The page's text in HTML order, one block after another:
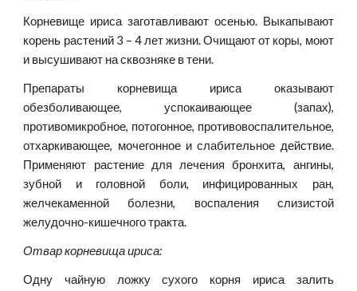
Корневище ириса заготавливают осенью. Выкапывают
корень растений 3 – 4 лет жизни. Очищают от коры, моют
и высушивают на сквозняке в тени.
Препараты корневища ириса оказывают
обезболивающее, успокаивающее (запах),
противомикробное, потогонное, противовоспалительное,
отхаркивающее, мочегонное и слабительное действие.
Применяют растение для лечения бронхита, ангины,
зубной и головной боли, инфицированных ран,
желчекаменной болезни, воспаления слизистой
желудочно-кишечного тракта.
Отвар корневища ириса:
Одну чайную ложку сухого корня ириса залить